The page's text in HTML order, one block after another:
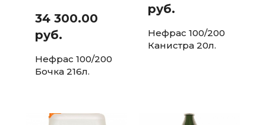
34 300.00
руб.
Нефрас 100/200
Бочка 216л.
руб.
Нефрас 100/200
Канистра 20л.